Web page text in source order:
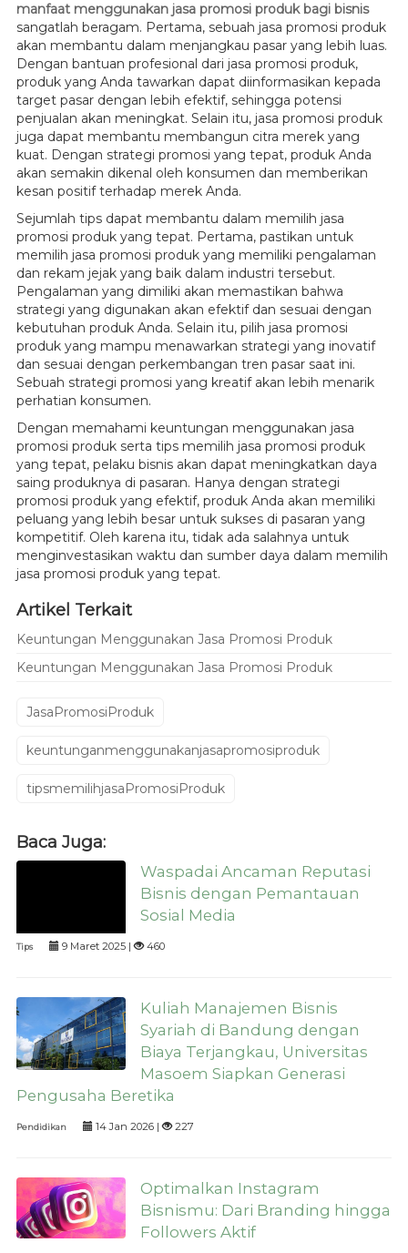
manfaat menggunakan jasa promosi produk bagi bisnis
sangatlah beragam. Pertama, sebuah jasa promosi produk
akan membantu dalam menjangkau pasar yang lebih luas.
Dengan bantuan profesional dari jasa promosi produk,
produk yang Anda tawarkan dapat diinformasikan kepada
target pasar dengan lebih efektif, sehingga potensi
penjualan akan meningkat. Selain itu, jasa promosi produk
juga dapat membantu membangun citra merek yang
kuat. Dengan strategi promosi yang tepat, produk Anda
akan semakin dikenal oleh konsumen dan memberikan
kesan positif terhadap merek Anda.
Sejumlah tips dapat membantu dalam memilih jasa
promosi produk yang tepat. Pertama, pastikan untuk
memilih jasa promosi produk yang memiliki pengalaman
dan rekam jejak yang baik dalam industri tersebut.
Pengalaman yang dimiliki akan memastikan bahwa
strategi yang digunakan akan efektif dan sesuai dengan
kebutuhan produk Anda. Selain itu, pilih jasa promosi
produk yang mampu menawarkan strategi yang inovatif
dan sesuai dengan perkembangan tren pasar saat ini.
Sebuah strategi promosi yang kreatif akan lebih menarik
perhatian konsumen.
Dengan memahami keuntungan menggunakan jasa
promosi produk serta tips memilih jasa promosi produk
yang tepat, pelaku bisnis akan dapat meningkatkan daya
saing produknya di pasaran. Hanya dengan strategi
promosi produk yang efektif, produk Anda akan memiliki
peluang yang lebih besar untuk sukses di pasaran yang
kompetitif. Oleh karena itu, tidak ada salahnya untuk
menginvestasikan waktu dan sumber daya dalam memilih
jasa promosi produk yang tepat.
Artikel Terkait
Keuntungan Menggunakan Jasa Promosi Produk
Keuntungan Menggunakan Jasa Promosi Produk
JasaPromosiProduk
keuntunganmenggunakanjasapromosiproduk
tipsmemilihjasaPromosiProduk
Baca Juga:
Waspadai Ancaman Reputasi
Bisnis dengan Pemantauan
Sosial Media
Tips 9 Maret 2025 | 460
Kuliah Manajemen Bisnis
Syariah di Bandung dengan
Biaya Terjangkau, Universitas
Masoem Siapkan Generasi
Pengusaha Beretika
Pendidikan 14 Jan 2026 | 227
Optimalkan Instagram
Bisnismu: Dari Branding hingga
Followers Aktif